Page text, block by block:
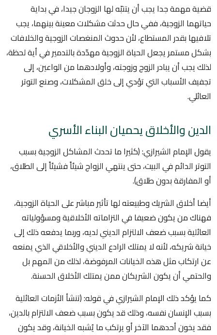
قضية مهمة جدا يجب أن يتنبّه لها الزوجان جيدا، في بداية
حياتهما الزوجية، ففي حال حدثت مشكلات معينة بينهما، يجب
تلافيها بقدر المستطاع، لأن حدوث المنغصات الزوجية والخلافات
بشكل مستمر يجعل الحياة الزوجية مهدّدة بالتدمير في أية لحظة،
لذلك يجب أن يبادر الزوج وزوجته، وأولادهما من الواعين، إلى
تجفيف الأسباب التي تؤدي إلى خلق المشكلات، وصنع التوتر
العائلي.
الدين والأخلاق يحميان البناء الأسري
يقول الإمام الشيرازي: (كثيرا ما تحدث المشاكل الزوجية بسبب
التوتر الدائم في البيت، حتى ينتهي الزواج شيئاً فشيئاً إلى الطلاق،
أو المفارقة بدون طلاق).
أيضا أخلاق الشريك وطبيعته لها تأثير مباشر على الحياة الزوجية،
فهناك من يكون ضعيفا في التزاماته الأخلاقية ومسؤولياته
العائلية بسبب ضعف الالتزام الديني لديه، وربما يدفعه ذلك إلى
خيانة شريكه، لأنه لا يمتلك الرادع الديني والأخلاقي الذي يمنعه
عن ارتكاب مثل هذه الخيانات المرفوضة، لذلك من المهم بل
والحتمي أن يكون الشريكان ممن يمتلك الأخلاق الحسنة.
كما يؤكد ذلك الإمام الشيرازي في قوله: (تنشأ الأزمات العائلية
بسبب الإنسان نفسه، وذلك قد يكون بسبب ضعف الالتزام بالدين،
فقد يخون أحدهما الآخر أو يرتكب ما يُشبه الخيانة، وقد يكون